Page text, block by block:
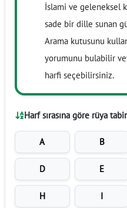
İslami ve geleneksel
sade bir dille sunan
Arama kutusunu
yorumunu bulabilir
harfi seçebilirsiniz.
Harf sırasına göre rüya
A B
D E
H I